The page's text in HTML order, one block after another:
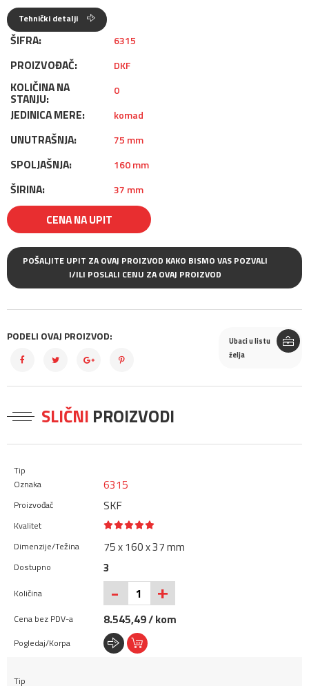
Tehnički detalji
ŠIFRA: 6315
PROIZVOĐAČ: DKF
KOLIČINA NA
STANJU:
0
JEDINICA MERE: komad
UNUTRAŠNJA: 75 mm
SPOLJAŠNJA: 160 mm
ŠIRINA: 37 mm
CENA NA UPIT
POŠALJITE UPIT ZA OVAJ PROIZVOD KAKO BISMO VAS POZVALI
I/ILI POSLALI CENU ZA OVAJ PROIZVOD
PODELI OVAJ PROIZVOD:
Ubaci u listu
želja
SLIČNI PROIZVODI
6315
SKF
75 x 160 x 37 mm
3
- +
8.545,49 / kom